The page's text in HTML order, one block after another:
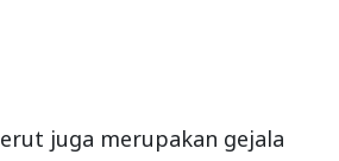
juga merupakan gejala